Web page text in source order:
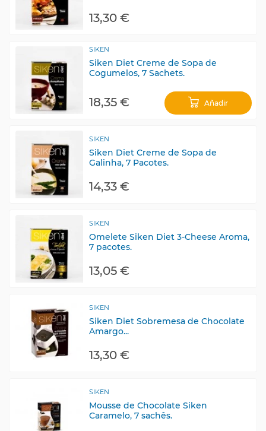
13,30 €
SIKEN
Siken Diet Creme de Sopa de
Cogumelos, 7 Sachets.
18,35 € Añadir
SIKEN
Siken Diet Creme de Sopa de
Galinha, 7 Pacotes.
14,33 €
SIKEN
Omelete Siken Diet 3-Cheese Aroma,
7 pacotes.
13,05 €
SIKEN
Siken Diet Sobremesa de Chocolate
Amargo...
13,30 €
SIKEN
Mousse de Chocolate Siken
Caramelo, 7 sachês.